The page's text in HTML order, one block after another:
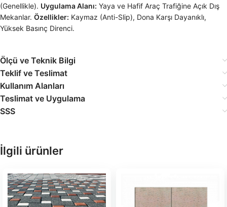
(Genellikle). Uygulama Alanı: Yaya ve Hafif Araç Trafiğine Açık Dış
Mekanlar. Özellikler: Kaymaz (Anti-Slip), Dona Karşı Dayanıklı,
Yüksek Basınç Direnci.
Ölçü ve Teknik Bilgi
Teklif ve Teslimat
Kullanım Alanları
Teslimat ve Uygulama
SSS
İlgili ürünler